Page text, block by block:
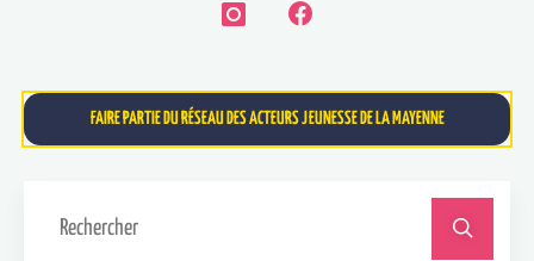
FAIRE PARTIE DU RÉSEAU DES ACTEURS JEUNESSE DE LA MAYENNE